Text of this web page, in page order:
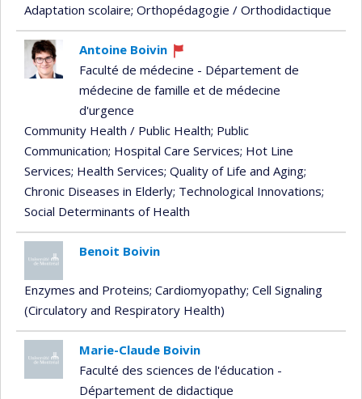
Adaptation scolaire; Orthopédagogie / Orthodidactique
Antoine Boivin
Currently
recruiting
Faculté de médecine - Département de
médecine de famille et de médecine
d'urgence
Community Health / Public Health; Public
Communication; Hospital Care Services; Hot Line
Services; Health Services; Quality of Life and Aging;
Chronic Diseases in Elderly; Technological Innovations;
Social Determinants of Health
Benoit Boivin
Enzymes and Proteins; Cardiomyopathy; Cell Signaling
(Circulatory and Respiratory Health)
Marie-Claude Boivin
Faculté des sciences de l'éducation -
Département de didactique